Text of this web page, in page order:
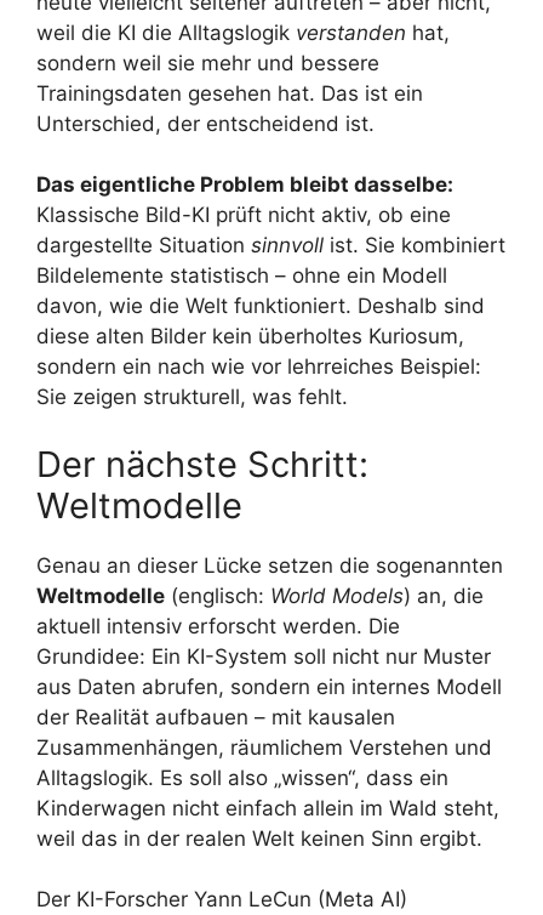
weil die KI die Alltagslogik verstanden hat,
sondern weil sie mehr und bessere
Trainingsdaten gesehen hat. Das ist ein
Unterschied, der entscheidend ist.
Das eigentliche Problem bleibt dasselbe:
Klassische Bild-KI prüft nicht aktiv, ob eine
dargestellte Situation sinnvoll ist. Sie kombiniert
Bildelemente statistisch – ohne ein Modell
davon, wie die Welt funktioniert. Deshalb sind
diese alten Bilder kein überholtes Kuriosum,
sondern ein nach wie vor lehrreiches Beispiel:
Sie zeigen strukturell, was fehlt.
Der nächste Schritt:
Weltmodelle
Genau an dieser Lücke setzen die sogenannten
Weltmodelle (englisch: World Models) an, die
aktuell intensiv erforscht werden. Die
Grundidee: Ein KI-System soll nicht nur Muster
aus Daten abrufen, sondern ein internes Modell
der Realität aufbauen – mit kausalen
Zusammenhängen, räumlichem Verstehen und
Alltagslogik. Es soll also „wissen“, dass ein
Kinderwagen nicht einfach allein im Wald steht,
weil das in der realen Welt keinen Sinn ergibt.
Der KI-Forscher Yann LeCun (Meta AI)